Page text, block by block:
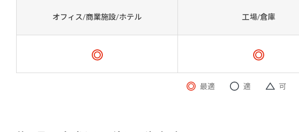
オフィス/商業施設/ホテル 工場/倉庫
最適 適 可